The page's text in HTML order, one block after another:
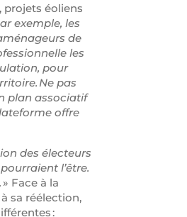
éoliens
exemple, les
de
les
pour
Ne pas
plan associatif
offre
des électeurs
l’être.
» Face à la
sa réélection,
: